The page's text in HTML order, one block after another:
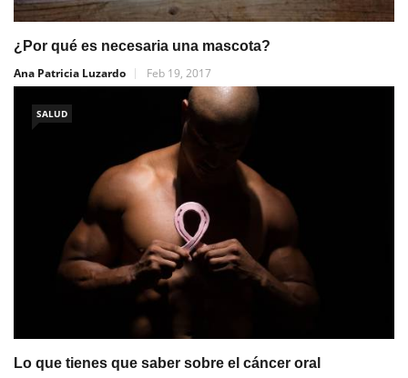
¿Por qué es necesaria una mascota?
Ana Patricia Luzardo
Feb 19, 2017
SALUD
Lo que tienes que saber sobre el cáncer oral